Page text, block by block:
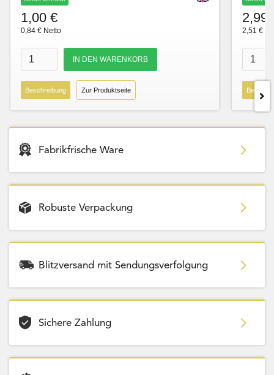
1,00 €
0,84 € Netto
Beschreibung Zur Produktseite
2,99
2,51 €
Fabrikfrische Ware
Robuste Verpackung
Blitzversand mit Sendungsverfolgung
Sichere Zahlung